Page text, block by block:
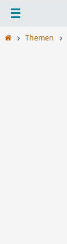
StartThemen